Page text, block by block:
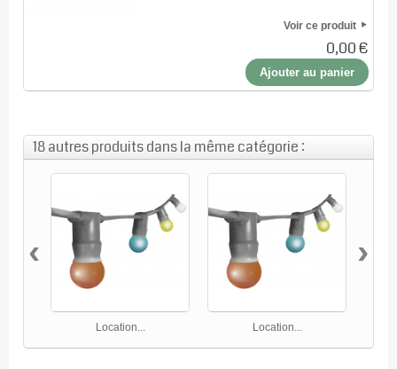
Voir ce produit
0,00 €
Ajouter au panier
18 autres produits dans la même catégorie :
Location... Location...
‹ ›